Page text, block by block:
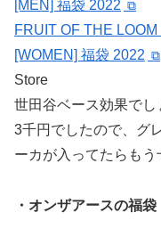
[MEN] 福袋 2022
FRUIT OF THE
[WOMEN] 福袋 2022
Store
世田谷ベース効果でし
3千円でしたので、グ
ーカが入ってたらもう
・オンザアースの福袋